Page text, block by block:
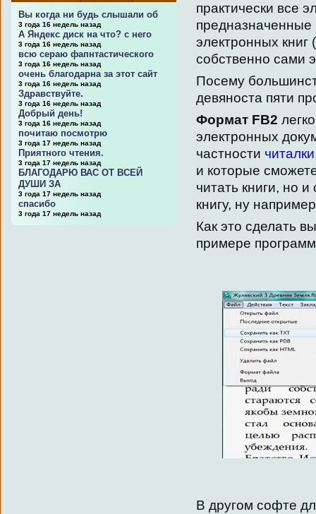
Вы когда ни будь слышали об
3 года 16 недель назад
А Яндекс диск на что? с него
3 года 16 недель назад
всю сераю фапнтастического
3 года 16 недель назад
очень благодарна за этот сайт
3 года 16 недель назад
Здравствуйте.
3 года 16 недель назад
Добрый день!
3 года 16 недель назад
почитаю посмотрю
3 года 17 недель назад
Приятного чтения.
3 года 17 недель назад
БЛАГОДАРЮ ВАС ОТ ВСЕЙ
ДУШИ ЗА
3 года 17 недель назад
спасибо
3 года 17 недель назад
практически все
предназначенные
электронных
собственно сами
Посему
девяноста пяти
Формат FB2
электронных
частности читалки
и которые
читать книги, но
книгу, ну
Как это сделать
примере
В другом софте